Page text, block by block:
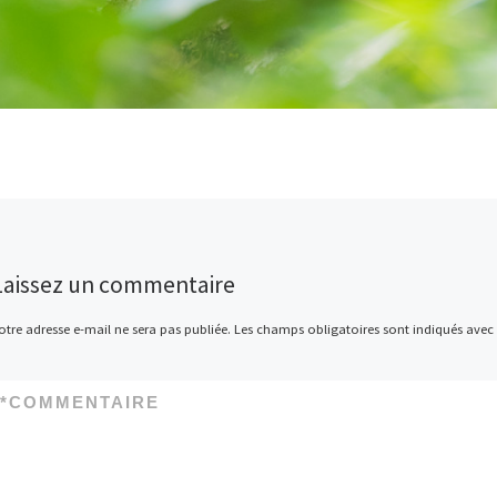
un commentaire
adresse e-mail ne sera pas publiée. Les champs obligatoires sont indiqués avec
COMMENTAIRE
*